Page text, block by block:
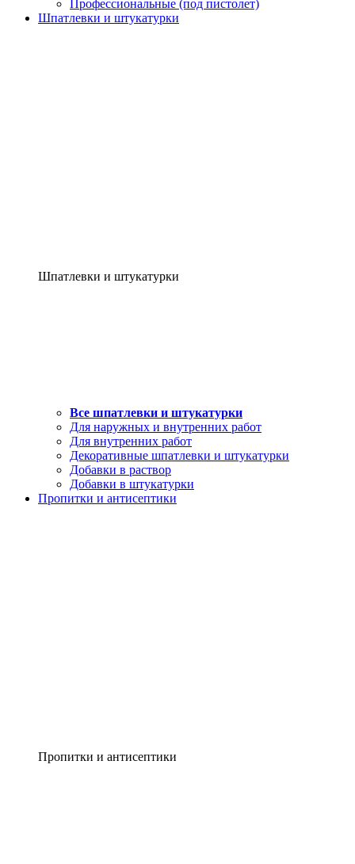
Профессиональные (под пистолет)
Шпатлевки и штукатурки
Шпатлевки и штукатурки
Все шпатлевки и штукатурки
Для наружных и внутренних работ
Для внутренних работ
Декоративные шпатлевки и штукатурки
Добавки в раствор
Добавки в штукатурки
Пропитки и антисептики
Пропитки и антисептики